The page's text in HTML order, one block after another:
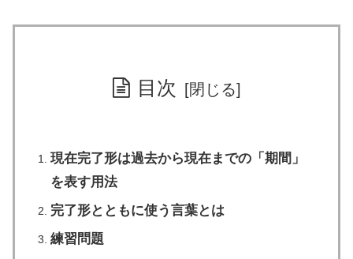
目次
現在完了形は過去から現在までの「期間」
を表す用法
完了形とともに使う言葉とは
練習問題